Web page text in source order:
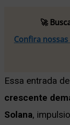
🚀
Confira
Essa entrada
crescente
Solana,